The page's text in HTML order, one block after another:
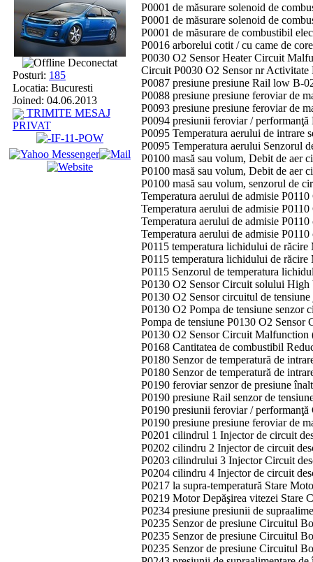
Deconectat
Posturi: 185
Locatia: Bucuresti
Joined: 04.06.2013
TRIMITE MESAJ
PRIVAT
P0001 de măsurare solenoid de
P0001 de măsurare solenoid de
P0001 de măsurare de combustibil
P0016 arborelui cotit / cu came de
P0030 O2 Sensor Heater Circuit
Circuit P0030 O2 Sensor nr
P0087 presiune presiune Rail low B-
P0088 presiune presiune feroviar de
P0093 presiune presiune feroviar de
P0094 presiunii feroviar / performanţă
P0095 Temperatura aerului de intrare
P0095 Temperatura aerului Senzorul
P0100 masă sau volum, Debit de aer
P0100 masă sau volum, Debit de aer
P0100 masă sau volum, senzorul de
Temperatura aerului de admisie
Temperatura aerului de admisie
Temperatura aerului de admisie
Temperatura aerului de admisie
P0115 temperatura lichidului de
P0115 temperatura lichidului de
P0115 Senzorul de temperatura
P0130 O2 Sensor Circuit solului
P0130 O2 Sensor circuitul de
P0130 O2 Pompa de tensiune senzor
Pompa de tensiune P0130 O2
P0130 O2 Sensor Circuit Malfunction
P0168 Cantitatea de combustibil
P0180 Senzor de temperatură de
P0180 Senzor de temperatură de
P0190 feroviar senzor de presiune
P0190 presiune Rail senzor de
P0190 presiunii feroviar / performanţă
P0190 presiune presiune feroviar de
P0201 cilindrul 1 Injector de circuit
P0202 cilindru 2 Injector de circuit
P0203 cilindrului 3 Injector Circuit
P0204 cilindru 4 Injector de circuit
P0217 la supra-temperatură Stare
P0219 Motor Depăşirea vitezei Stare
P0234 presiune presiunii de
P0235 Senzor de presiune Circuitul
P0235 Senzor de presiune Circuitul
P0235 Senzor de presiune Circuitul